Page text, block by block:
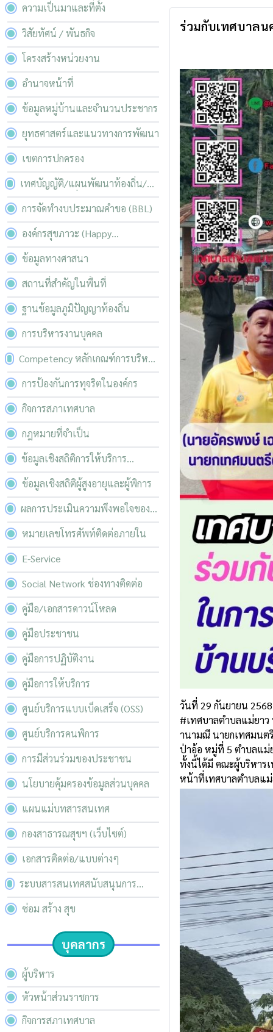
ความเป็นมาและที่ตั้ง
วิสัยทัศน์ / พันธกิจ
โครงสร้างหน่วยงาน
อำนาจหน้าที่
ข้อมูลหมู่บ้านและจำนวนประชากร
ยุทธศาสตร์และแนวทางการพัฒนา
เขตการปกครอง
เทศบัญญัติ/แผนพัฒนาท้องถิ่น/
บริหารความเสี่ยง
การจัดทำงบประมาณคำขอ (BBL)
องค์กรสุขภาวะ (Happy
Workplace)
ข้อมูลทางศาสนา
สถานที่สำคัญในพื้นที่
ฐานข้อมูลภูมิปัญญาท้องถิ่น
การบริหารงานบุคคล
Competency หลักเกณฑ์การบริหาร
และพัฒนาทรัพยากรบุคคล
การป้องกันการทุจริตในองค์กร
กิจการสภาเทศบาล
กฎหมายที่จำเป็น
ข้อมูลเชิงสถิติการให้บริการ
ประชาชน
ข้อมูลเชิงสถิติผู้สูงอายุและผู้พิการ
ผลการประเมินความพึงพอใจของ
ผู้รับบริการ
หมายเลขโทรศัพท์ติดต่อภายใน
E-Service
Social Network ช่องทางติดต่อ
คู่มือ/เอกสารดาวน์โหลด
คู่มือประชาชน
คู่มือการปฏิบัติงาน
คู่มือการให้บริการ
ศูนย์บริการแบบเบ็ดเสร็จ (OSS)
ศูนย์บริการคนพิการ
การมีส่วนร่วมของประชาชน
นโยบายคุ้มครองข้อมูลส่วนบุคคล
แผนแม่บทสารสนเทศ
กองสาธารณสุขฯ (เว็บไซต์)
เอกสารติดต่อ/แบบต่างๆ
ระบบสารสนเทศสนับสนุนการ
บริหารจัดการของ อปท.
ซ่อม สร้าง สุข
บุคลากร
ผู้บริหาร
หัวหน้าส่วนราชการ
กิจการสภาเทศบาล
ร่วมกับเทศบาล
วันที่ 29 กันยายน
#เทศบาลตำบลแม่ยาว
านามณี นายกเทศมนต
ป่าอ้อ หมู่ที่ 5 ตำบลแม่
ทั้งนี้ได้มี คณะผู้บริหาร
หน้าที่เทศบาลตำบลแ